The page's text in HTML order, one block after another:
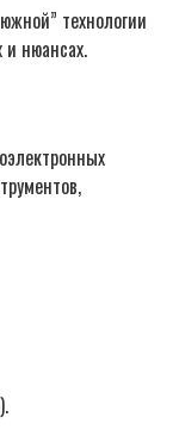
технологии
и нюансах.